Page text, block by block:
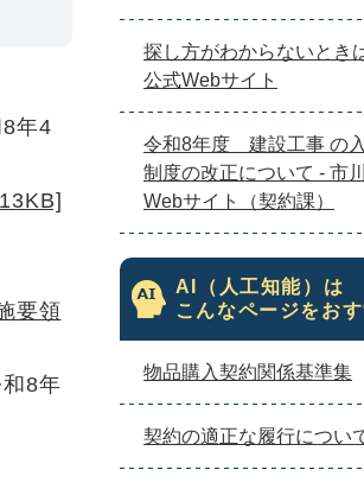
年4
要領
8年
探し方がわからないとき
公式Webサイト
令和8年度 建設工事 の
制度の改正について - 市
Webサイト（契約課）
AI（人工知能）は
こんなページをお
物品購入契約関係基準集
契約の適正な履行につい